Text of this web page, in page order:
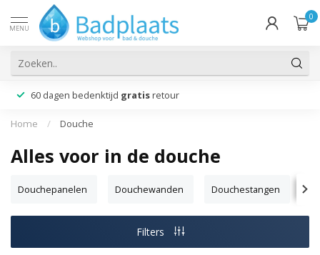
MENU
0
60 dagen bedenktijd gratis retour
Home / Douche
Alles voor in de douche
Douchepanelen Douchewanden Douchestangen
Filters